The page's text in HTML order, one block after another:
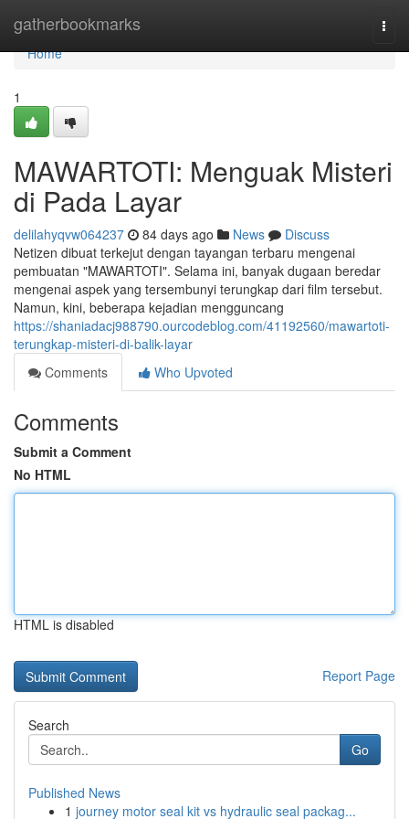
gatherbookmarks
Home
Home
1
MAWARTOTI: Menguak Misteri
di Pada Layar
delilahyqvw064237 84 days ago News
Discuss
Netizen dibuat terkejut dengan tayangan terbaru mengenai
pembuatan "MAWARTOTI". Selama ini, banyak dugaan beredar
mengenai aspek yang tersembunyi terungkap dari film tersebut.
Namun, kini, beberapa kejadian mengguncang
https://shaniadacj988790.ourcodeblog.com/41192560/mawartoti-
terungkap-misteri-di-balik-layar
Comments
Who Upvoted
Comments
Submit a Comment
No HTML
HTML is disabled
Report Page
Search
Go
Published News
1 journey motor seal kit vs hydraulic seal packag...